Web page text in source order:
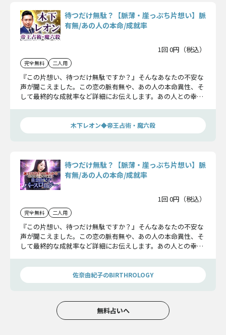
待つだけ無駄？【脈薄・崖っぷち片想い】脈
有無/あの人の本命/成就率
1回 0円（税込）
完全無料 二人用
『この片想い、待つだけ無駄ですか？』そんなあなたの不安な
声が聞こえました。この恋の脈有無や、あの人の本命異性、そ
して最終的な成就率など詳細にお伝えします。あの人との幸せ
木下レオン◆帝王占術・魔六殺
待つだけ無駄？【脈薄・崖っぷち片想い】脈
有無/あの人の本命/成就率
1回 0円（税込）
完全無料 二人用
『この片想い、待つだけ無駄ですか？』そんなあなたの不安な
声が聞こえました。この恋の脈有無や、あの人の本命異性、そ
して最終的な成就率など詳細にお伝えします。あの人との幸せ
佐奈由紀子のBIRTHROLOGY
無料占いへ